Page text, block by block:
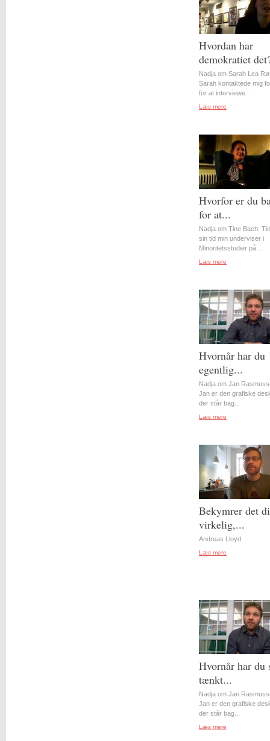
Hvordan har
demokratiet
Nadja om Sarah Lea
Sarah kontaktede mig
for at interviewe...
Læs mere
Hvorfor er du
for at...
Nadja om Tine Bach:
sin tid min underviser i
Minoritetsstudier på...
Læs mere
Hvornår har du
egentlig...
Nadja om Jan
Jan er den grafiske
der står bag...
Læs mere
Bekymrer det
virkelig,...
Andreas Lloyd
Læs mere
Hvornår har du
tænkt...
Nadja om Jan
Jan er den grafiske
der står bag...
Læs mere